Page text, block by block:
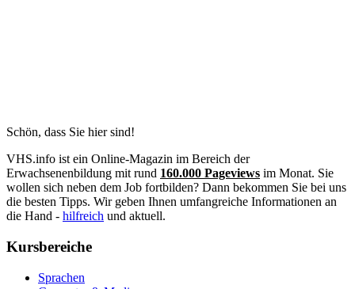
Schön, dass Sie hier sind!
VHS.info ist ein Online-Magazin im Bereich der
Erwachsenenbildung mit rund 160.000 Pageviews im Monat. Sie
wollen sich neben dem Job fortbilden? Dann bekommen Sie bei uns
die besten Tipps. Wir geben Ihnen umfangreiche Informationen an
die Hand - hilfreich und aktuell.
Kursbereiche
Sprachen